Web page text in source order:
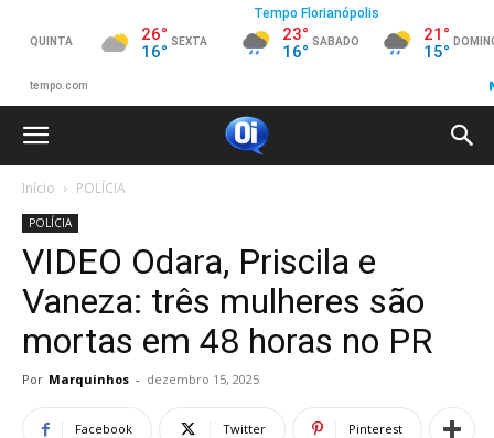
Início POLÍCIA
POLÍCIA
VIDEO Odara, Priscila e
Vaneza: três mulheres são
mortas em 48 horas no PR
Por Marquinhos - dezembro 15, 2025
Facebook Twitter Pinterest